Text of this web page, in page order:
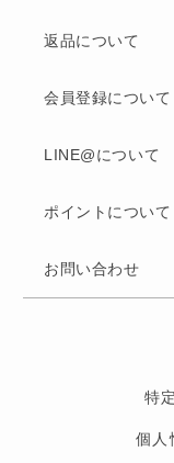
返品について
会員登録について
LINE@について
ポイントについて
お問い合わせ
特
個人